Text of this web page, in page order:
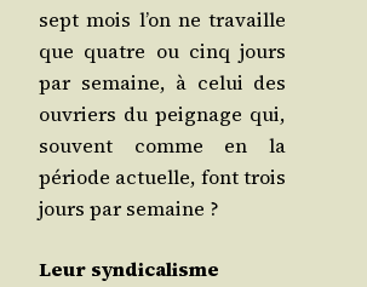
sept mois l’on ne tra­vaille
que quatre ou cinq jours
par semaine, à celui des
ouvriers du pei­gnage qui,
sou­vent comme en la
période actuelle, font trois
jours par semaine ?
Leur syn­di­ca­lisme